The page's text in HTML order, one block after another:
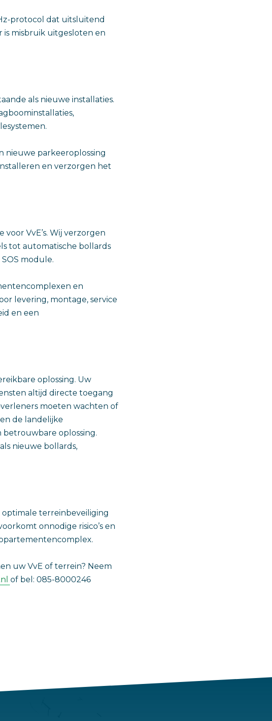
protocol dat uitsluitend
misbruik uitgesloten en
als nieuwe installaties.
nieuwe parkeeroplossing
en verzorgen het
VvE’s. Wij verzorgen
tot automatische bollards
module.
en
levering, montage, service
en een
oplossing. Uw
altijd directe toegang
moeten wachten of
de landelijke
oplossing.
nieuwe bollards,
terreinbeveiliging
onnodige risico’s en
uw VvE of terrein? Neem
of bel: 085-8000246